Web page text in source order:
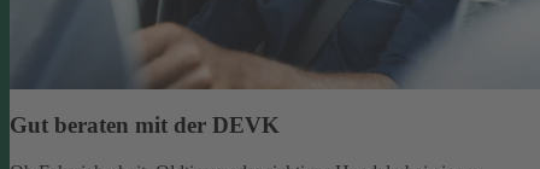
Gut beraten mit der DEVK